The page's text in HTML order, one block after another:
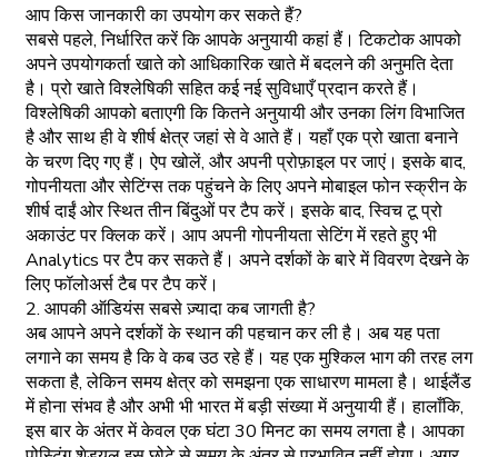
आप किस जानकारी का उपयोग कर सकते हैं?
सबसे पहले, निर्धारित करें कि आपके अनुयायी कहां हैं। टिकटोक आपको
अपने उपयोगकर्ता खाते को आधिकारिक खाते में बदलने की अनुमति देता
है। प्रो खाते विश्लेषिकी सहित कई नई सुविधाएँ प्रदान करते हैं।
विश्लेषिकी आपको बताएगी कि कितने अनुयायी और उनका लिंग विभाजित
है और साथ ही वे शीर्ष क्षेत्र जहां से वे आते हैं। यहाँ एक प्रो खाता बनाने
के चरण दिए गए हैं। ऐप खोलें, और अपनी प्रोफ़ाइल पर जाएं। इसके बाद,
गोपनीयता और सेटिंग्स तक पहुंचने के लिए अपने मोबाइल फोन स्क्रीन के
शीर्ष दाईं ओर स्थित तीन बिंदुओं पर टैप करें। इसके बाद, स्विच टू प्रो
अकाउंट पर क्लिक करें। आप अपनी गोपनीयता सेटिंग में रहते हुए भी
Analytics पर टैप कर सकते हैं। अपने दर्शकों के बारे में विवरण देखने के
लिए फॉलोअर्स टैब पर टैप करें।
2. आपकी ऑडियंस सबसे ज़्यादा कब जागती है?
अब आपने अपने दर्शकों के स्थान की पहचान कर ली है। अब यह पता
लगाने का समय है कि वे कब उठ रहे हैं। यह एक मुश्किल भाग की तरह लग
सकता है, लेकिन समय क्षेत्र को समझना एक साधारण मामला है। थाईलैंड
में होना संभव है और अभी भी भारत में बड़ी संख्या में अनुयायी हैं। हालाँकि,
इस बार के अंतर में केवल एक घंटा 30 मिनट का समय लगता है। आपका